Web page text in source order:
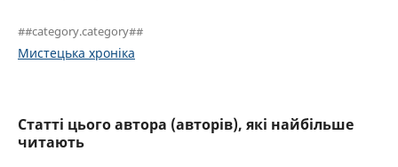
##category.category##
Мистецька хроніка
Статті цього автора (авторів), які найбільше
читають